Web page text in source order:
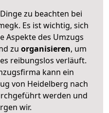
zu beachten bei
Es ist wichtig, sich
Aspekte des Umzugs
zu organisieren, um
reibungslos verläuft.
kann ein
von Heidelberg nach
werden und
wir.